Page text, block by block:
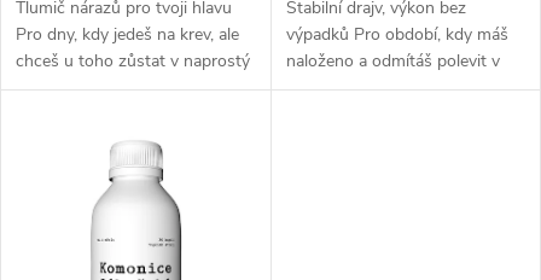
k
t
k
Tlumič nárazů pro tvoji hlavu
Pro dny, kdy jedeš na krev, ale
chceš u toho zůstat v naprostý
pohodě a nenechat se vytočit
je tvůj mentální štít,...
Stabilní drajv, výkon bez
výpadků Pro období, kdy máš
naloženo a odmítáš polevit v
práci, v gymu nebo kdekoli